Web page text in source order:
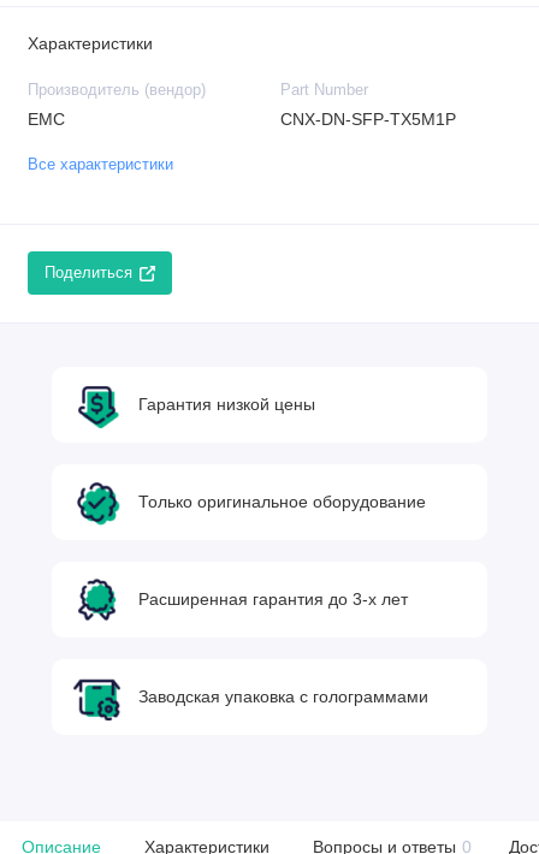
Характеристики
Производитель (вендор)
EMC
Part Number
CNX-DN-SFP-TX5M1P
Все характеристики
Поделиться
Гарантия низкой цены
Только оригинальное оборудование
Расширенная гарантия до 3-х лет
Заводская упаковка с голограммами
Описание Характеристики Вопросы и ответы 0